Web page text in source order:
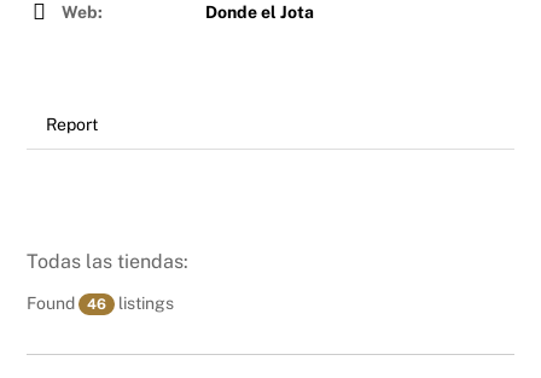
Web: Donde el Jota
Report
Todas las tiendas:
Found 46 listings